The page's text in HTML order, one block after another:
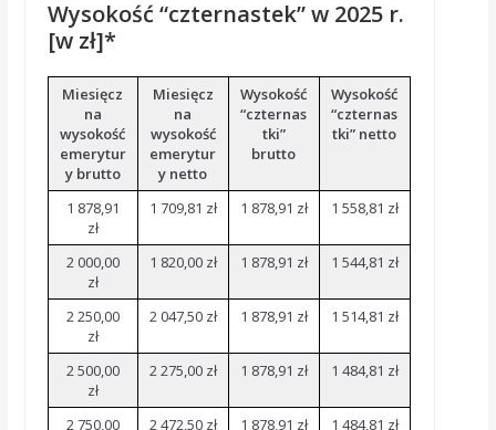
Wysokość “czternastek” w 2025 r.
[w zł]*
Miesięcz
na
wysokość
emerytur
y brutto
Miesięcz
na
wysokość
emerytur
y netto
Wysokość
“czternas
tki”
brutto
Wysokość
“czternas
tki” netto
1 878,91
zł
1 709,81 zł 1 878,91 zł 1 558,81 zł
2 000,00
zł
1 820,00 zł 1 878,91 zł 1 544,81 zł
2 250,00
zł
2 047,50 zł 1 878,91 zł 1 514,81 zł
2 500,00
zł
2 275,00 zł 1 878,91 zł 1 484,81 zł
2 750,00 2 472,50 zł 1 878,91 zł 1 484,81 zł